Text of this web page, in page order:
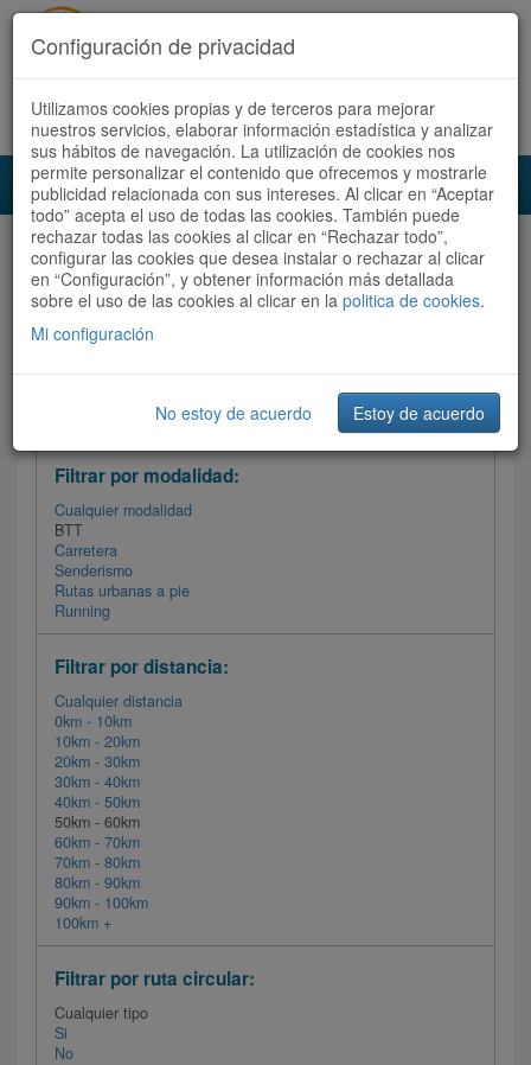
Acceder Registrate ahora Español | Català
Audioruta Todas las rutas
Todas las rutas Ordenar por:Más recientes
Filtrar las rutas
Filtrar por modalidad:
Cualquier modalidad
BTT
Carretera
Senderismo
Rutas urbanas a pie
Running
Filtrar por distancia:
Cualquier distancia
0km - 10km
10km - 20km
20km - 30km
30km - 40km
40km - 50km
50km - 60km
60km - 70km
70km - 80km
80km - 90km
90km - 100km
100km +
Filtrar por ruta circular:
Cualquier tipo
Si
No
Configuración de privacidad
Utilizamos cookies propias y de terceros para mejorar
nuestros servicios, elaborar información estadística y analizar
sus hábitos de navegación. La utilización de cookies nos
permite personalizar el contenido que ofrecemos y mostrarle
publicidad relacionada con sus intereses. Al clicar en “Aceptar
todo” acepta el uso de todas las cookies. También puede
rechazar todas las cookies al clicar en “Rechazar todo”,
configurar las cookies que desea instalar o rechazar al clicar
en “Configuración”, y obtener información más detallada
sobre el uso de las cookies al clicar en la politica de cookies.
Mi configuración
No estoy de acuerdo Estoy de acuerdo